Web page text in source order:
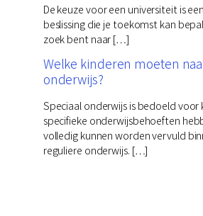
De keuze voor een universiteit is
beslissing die je toekomst kan
zoek bent naar […]
Welke kinderen moeten
onderwijs?
Speciaal onderwijs is bedoeld voor
specifieke onderwijsbehoeften
volledig kunnen worden vervuld
reguliere onderwijs. […]